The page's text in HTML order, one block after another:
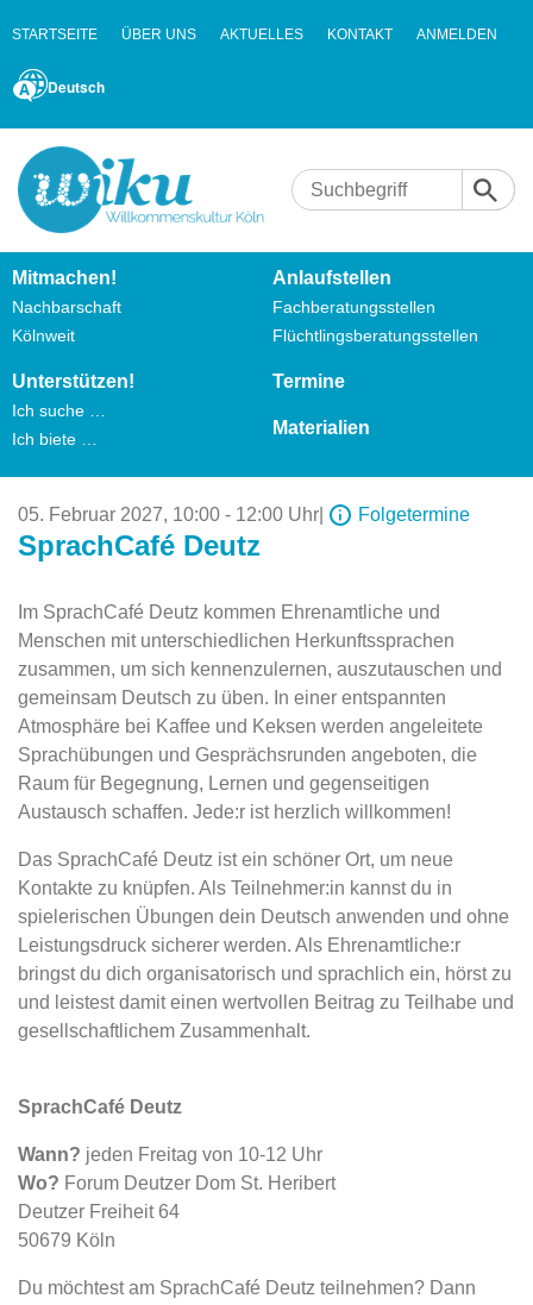
STARTSEITE ÜBER UNS AKTUELLES KONTAKT ANMELDEN
Deutsch
Mitmachen!
Nachbarschaft
Kölnweit
Anlaufstellen
Fachberatungsstellen
Flüchtlingsberatungsstellen
Unterstützen!
Ich suche …
Ich biete …
Termine
Materialien
05. Februar 2027, 10:00 - 12:00 Uhr Folgetermine
SprachCafé Deutz
Im SprachCafé Deutz kommen Ehrenamtliche und
Menschen mit unterschiedlichen Herkunftssprachen
zusammen, um sich kennenzulernen, auszutauschen und
gemeinsam Deutsch zu üben. In einer entspannten
Atmosphäre bei Kaffee und Keksen werden angeleitete
Sprachübungen und Gesprächsrunden angeboten, die
Raum für Begegnung, Lernen und gegenseitigen
Austausch schaffen. Jede:r ist herzlich willkommen!
Das SprachCafé Deutz ist ein schöner Ort, um neue
Kontakte zu knüpfen. Als Teilnehmer:in kannst du in
spielerischen Übungen dein Deutsch anwenden und ohne
Leistungsdruck sicherer werden. Als Ehrenamtliche:r
bringst du dich organisatorisch und sprachlich ein, hörst zu
und leistest damit einen wertvollen Beitrag zu Teilhabe und
gesellschaftlichem Zusammenhalt.
SprachCafé Deutz
Wann? jeden Freitag von 10-12 Uhr
Wo? Forum Deutzer Dom St. Heribert
Deutzer Freiheit 64
50679 Köln
Du möchtest am SprachCafé Deutz teilnehmen? Dann